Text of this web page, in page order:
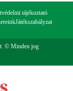
tájékoztató
Játékszabályzat
© Minden jog